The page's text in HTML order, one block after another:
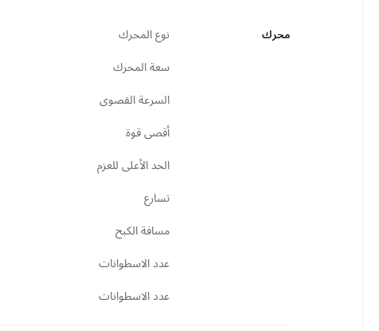
محرك
نوع المحرك
سعة المحرك
السرعة القصوى
أقصى قوة
الحد الأعلى للعزم
تسارع
مسافة الكبح
عدد الاسطوانات
عدد الاسطوانات